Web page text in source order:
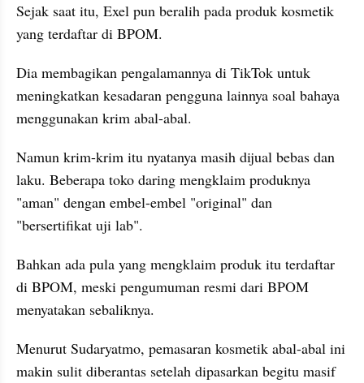
Sejak saat itu, Exel pun beralih pada produk kosmetik
yang terdaftar di BPOM.
Dia membagikan pengalamannya di TikTok untuk
meningkatkan kesadaran pengguna lainnya soal bahaya
menggunakan krim abal-abal.
Namun krim-krim itu nyatanya masih dijual bebas dan
laku. Beberapa toko daring mengklaim produknya
"aman" dengan embel-embel "original" dan
"bersertifikat uji lab".
Bahkan ada pula yang mengklaim produk itu terdaftar
di BPOM, meski pengumuman resmi dari BPOM
menyatakan sebaliknya.
Menurut Sudaryatmo, pemasaran kosmetik abal-abal ini
makin sulit diberantas setelah dipasarkan begitu masif